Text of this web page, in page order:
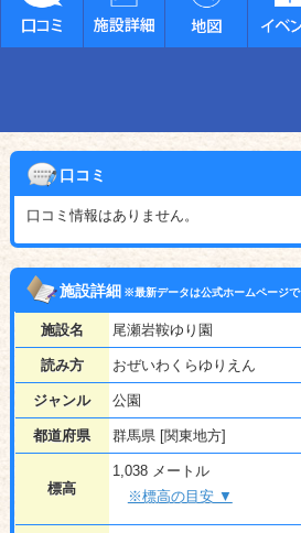
口コミ
口コミ情報はありません。
施設詳細※最新データは公式ホームページで
施設名 尾瀬岩鞍ゆり園
読み方 おぜいわくらゆりえん
ジャンル 公園
都道府県 群馬県 [関東地方]
標高
1,038 メートル
※標高の目安 ▼